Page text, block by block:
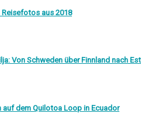
aus 2018
Von Schweden über Finnland nach
auf dem Quilotoa Loop in Ecuador